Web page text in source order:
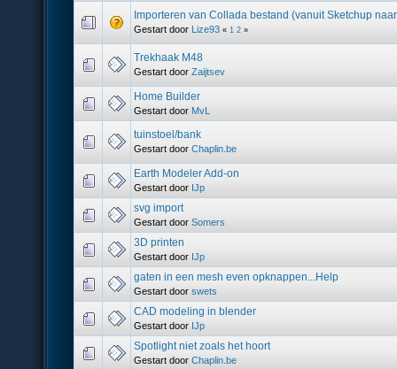
Importeren van Collada bestand (vanuit Sketchup
Gestart door Lize93 « 1 2 »
Trekhaak M48
Gestart door Zaijtsev
Home Builder
Gestart door MvL
tuinstoel/bank
Gestart door Chaplin.be
Earth Modeler Add-on
Gestart door IJp
svg import
Gestart door Somers
3D printen
Gestart door IJp
gaten in een mesh even opknappen...Help
Gestart door swets
CAD modeling in blender
Gestart door IJp
Spotlight niet zoals het hoort
Gestart door Chaplin.be